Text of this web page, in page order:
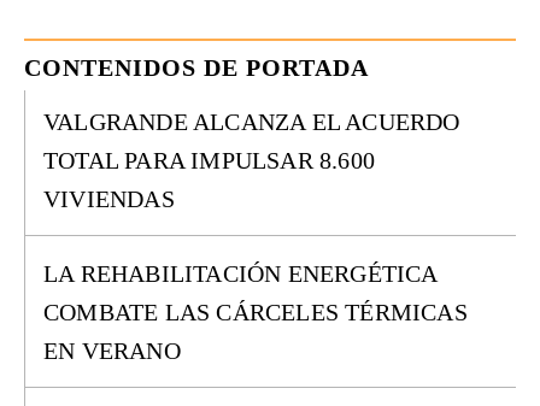
CONTENIDOS DE PORTADA
VALGRANDE ALCANZA EL ACUERDO
TOTAL PARA IMPULSAR 8.600
VIVIENDAS
LA REHABILITACIÓN ENERGÉTICA
COMBATE LAS CÁRCELES TÉRMICAS
EN VERANO